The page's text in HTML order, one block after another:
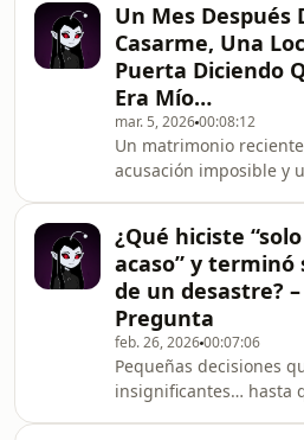
#PodcastReddit
Un Mes Después
Casarme, Una
Puerta Diciendo
Era Mío…
mar. 5, 202600:08:12
Un matrimonio
acusación imposible y
#DramaExtremo
#PodcastDeReddit
¿Qué hiciste
acaso” y terminó
de un desastre?
Pregunta
feb. 26, 202600:07:06
Pequeñas decisiones
insignificantes… hasta